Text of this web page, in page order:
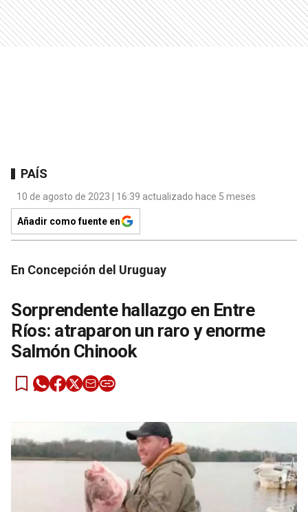
PAÍS
10 de agosto de 2023 | 16:39 actualizado hace 5 meses
Añadir como fuente en
En Concepción del Uruguay
Sorprendente hallazgo en Entre
Ríos: atraparon un raro y enorme
Salmón Chinook